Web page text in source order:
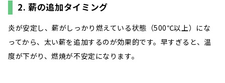
2. 薪の追加タイミング
炎が安定し、薪がしっかり燃えている状態（500℃以上）にな
ってから、太い薪を追加するのが効果的です。​早すぎると、温
度が下がり、燃焼が不安定になります。